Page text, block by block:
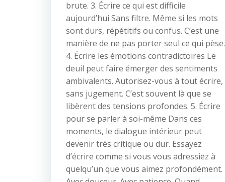
brute. 3. Écrire ce qui est difficile
aujourd’hui Sans filtre. Même si les mots
sont durs, répétitifs ou confus. C’est une
manière de ne pas porter seul ce qui pèse.
4. Écrire les émotions contradictoires Le
deuil peut faire émerger des sentiments
ambivalents. Autorisez-vous à tout écrire,
sans jugement. C’est souvent là que se
libèrent des tensions profondes. 5. Écrire
pour se parler à soi-même Dans ces
moments, le dialogue intérieur peut
devenir très critique ou dur. Essayez
d’écrire comme si vous vous adressiez à
quelqu’un que vous aimez profondément.